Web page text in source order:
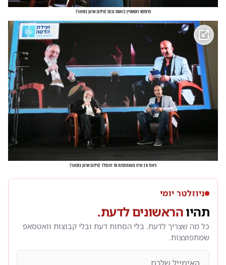
פרופסור רוטשטיין בנאומו בכנס (צילום:ארנון בוסאני)
פאנל ורב שיח בהשתתפות מר זוננפלד (צילום:ארנון בוסאני)
ניוזלטר יומי
תהיוהראשונים לדעת.
כל מה שצריך לדעת. בלי הסחות דעת ובלי קבוצות וואטסאפ
שמתפוצצות.